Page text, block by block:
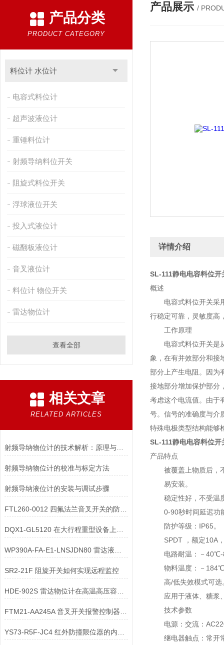
产品分类
PRODUCT CATEGORY
料位计 水位计
电容式料位计
超声波液位计
重锤料位计
射频导纳料位开关
阻旋式料位开关
浮球液位开关
投入式液位计
磁翻板液位计
音叉液位计
料位计 物位开关
雷达物位计
查看全部
相关文章
RELATED ARTICLES
射频导纳物位计的技术解析：原理与应用
射频导纳物位计的校准与标定方法
射频导纳液位计的安装与调试步骤
FTL260-0012 四氟法兰音叉开关的防涡流配件有何作用？
SR2-21F 阻旋开关如何实现远程监控
产品展示 /
详情介绍
SL-111静电电容料位开
概述
电容式料位开关采用
行稳定可靠，灵敏度高
工作原理
电容式料位开关是从
象，在有并效部分和接
部分上产生电阻。因为
接地部分增加保护部分
考虑这个电流值。由于
号。信号的准确度与介
特殊电极类型结构能够
SL-111静电电容料位开
产品特点
被覆盖上物质后，
易安装。
稳定性好，不受温
0-90秒时间延迟功
防护等级：IP65。
SPDT ，额定10A，
电路耐温：－
物料温度：－184℃
高/低失效模式可选
应用于液体、糖浆
技术参数
电源：交流：
继电器触点：常开常